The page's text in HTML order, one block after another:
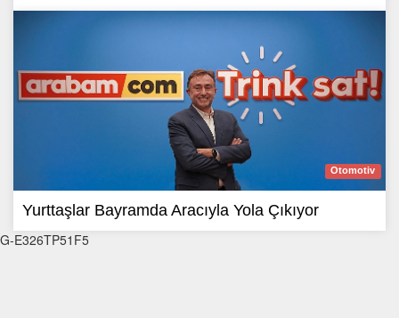
Otomotiv
Yurttaşlar Bayramda Aracıyla Yola Çıkıyor
G-E326TP51F5